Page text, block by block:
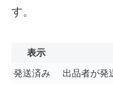
す。
表示
発送済み
出品者が発